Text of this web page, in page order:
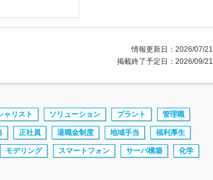
情報更新日：2026/07/21
掲載終了予定日：2026/09/21
ャリスト ソリューション プラント 管理職
正社員 退職金制度 地域手当 福利厚生
モデリング スマートフォン サーバ構築 化学